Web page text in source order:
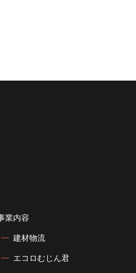
業内容
建材物流
エコロむじん君